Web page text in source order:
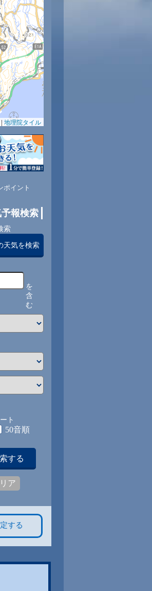
29
67
南 東南
2 2
| 地理院タイル
ポイント
報検索
索
天気を検索
を
含
む
ト
50音順
する
ア
する